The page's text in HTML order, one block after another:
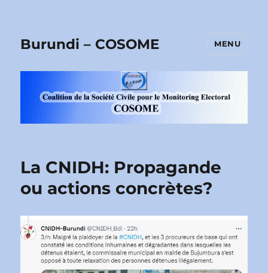
Burundi – COSOME MENU
La CNIDH: Propagande
ou actions concrètes?